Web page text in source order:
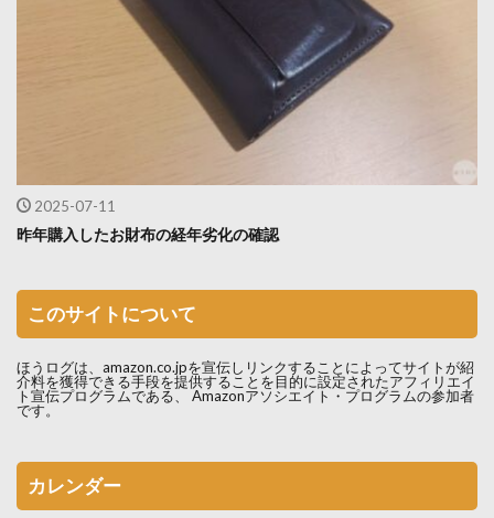
2025-07-11
昨年購入したお財布の経年劣化の確認
このサイトについて
ほうログは、amazon.co.jpを宣伝しリンクすることによってサイトが紹
介料を獲得できる手段を提供することを目的に設定されたアフィリエイ
ト宣伝プログラムである、 Amazonアソシエイト・プログラムの参加者
です。
カレンダー